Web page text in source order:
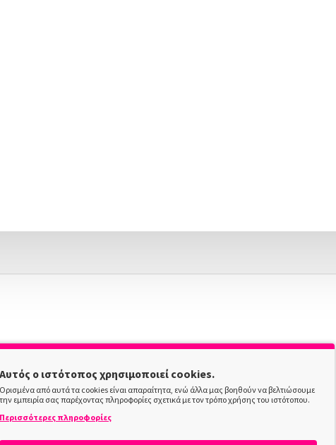
Αυτός ο ιστότοπος χρησιμοποιεί cookies.
Ορισμένα από αυτά τα cookies είναι απαραίτητα, ενώ άλλα μας βοηθούν να βελτιώσουμε
την εμπειρία σας παρέχοντας πληροφορίες σχετικά με τον τρόπο χρήσης του ιστότοπου.
Περισσότερες πληροφορίες